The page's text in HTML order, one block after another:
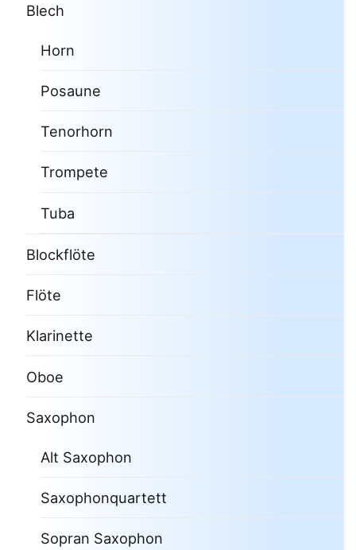
Blech
Horn
Posaune
Tenorhorn
Trompete
Tuba
Blockflöte
Flöte
Klarinette
Oboe
Saxophon
Alt Saxophon
Saxophonquartett
Sopran Saxophon